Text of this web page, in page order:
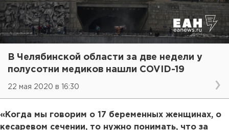
В Челябинской области за две недели у
полусотни медиков нашли COVID-19
22 мая 2020 в 16:30
«Когда мы говорим о 17 беременных женщинах, о
кесаревом сечении, то нужно понимать, что за